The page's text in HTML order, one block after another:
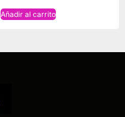
Añadir al carrito